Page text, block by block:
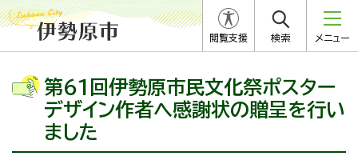
閲覧支援 検索 メニュー
第61回伊勢原市民文化祭ポスター
デザイン作者へ感謝状の贈呈を行い
ました